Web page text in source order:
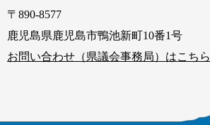
〒890-8577
鹿児島県鹿児島市鴨池新町10番1号
お問い合わせ（県議会事務局）はこちら